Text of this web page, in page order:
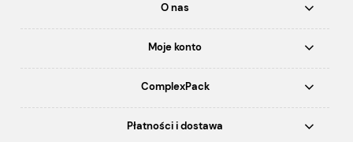
O nas
Moje konto
ComplexPack
Płatności i dostawa